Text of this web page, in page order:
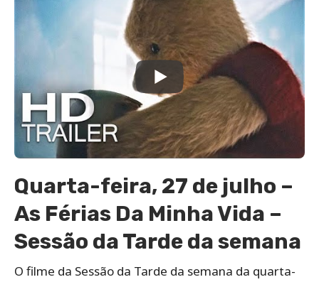
Quarta-feira, 27 de julho –
As Férias Da Minha Vida –
Sessão da Tarde da semana
O filme da Sessão da Tarde da semana da quarta-